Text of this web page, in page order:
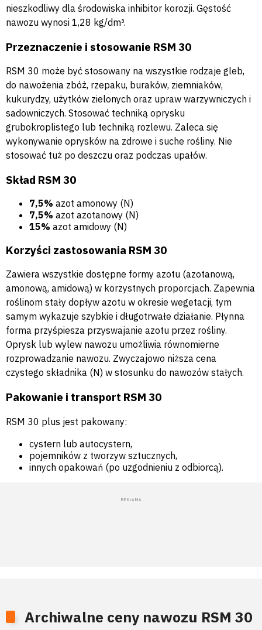
nieszkodliwy dla środowiska inhibitor korozji. Gęstość
nawozu wynosi 1,28 kg/dm³.
Przeznaczenie i stosowanie RSM 30
RSM 30 może być stosowany na wszystkie rodzaje gleb,
do nawożenia zbóż, rzepaku, buraków, ziemniaków,
kukurydzy, użytków zielonych oraz upraw warzywniczych i
sadowniczych. Stosować techniką oprysku
grubokroplistego lub techniką rozlewu. Zaleca się
wykonywanie oprysków na zdrowe i suche rośliny. Nie
stosować tuż po deszczu oraz podczas upałów.
Skład RSM 30
7,5% azot amonowy (N)
7,5% azot azotanowy (N)
15% azot amidowy (N)
Korzyści zastosowania RSM 30
Zawiera wszystkie dostępne formy azotu (azotanową,
amonową, amidową) w korzystnych proporcjach. Zapewnia
roślinom stały dopływ azotu w okresie wegetacji, tym
samym wykazuje szybkie i długotrwałe działanie. Płynna
forma przyśpiesza przyswajanie azotu przez rośliny.
Oprysk lub wylew nawozu umożliwia równomierne
rozprowadzanie nawozu. Zwyczajowo niższa cena
czystego składnika (N) w stosunku do nawozów stałych.
Pakowanie i transport RSM 30
RSM 30 plus jest pakowany:
cystern lub autocystern,
pojemników z tworzyw sztucznych,
innych opakowań (po uzgodnieniu z odbiorcą).
Archiwalne ceny nawozu RSM 30